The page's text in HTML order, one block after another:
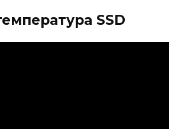
SSD